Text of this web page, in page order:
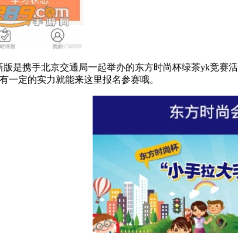
版是携手北京交通局一起举办的东方时尚杯绿茶yk竞
一定的实力就能来这里报名参赛哦。